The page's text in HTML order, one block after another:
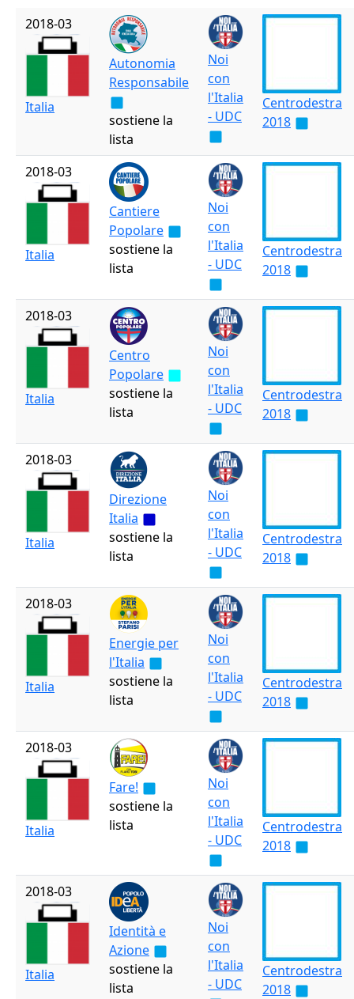
2018-03
Italia
Autonomia
Responsabile
sostiene la
lista
Noi
con
l'Italia
- UDC
Centrodestra
2018
2018-03
Italia
Cantiere
Popolare
sostiene la
lista
Noi
con
l'Italia
- UDC
Centrodestra
2018
2018-03
Italia
Centro
Popolare
sostiene la
lista
Noi
con
l'Italia
- UDC
Centrodestra
2018
2018-03
Italia
Direzione
Italia
sostiene la
lista
Noi
con
l'Italia
- UDC
Centrodestra
2018
2018-03
Italia
Energie per
l'Italia
sostiene la
lista
Noi
con
l'Italia
- UDC
Centrodestra
2018
2018-03
Italia
Fare!
sostiene la
lista
Noi
con
l'Italia
- UDC
Centrodestra
2018
2018-03
Italia
Identità e
Azione
sostiene la
lista
Noi
con
l'Italia
- UDC
Centrodestra
2018